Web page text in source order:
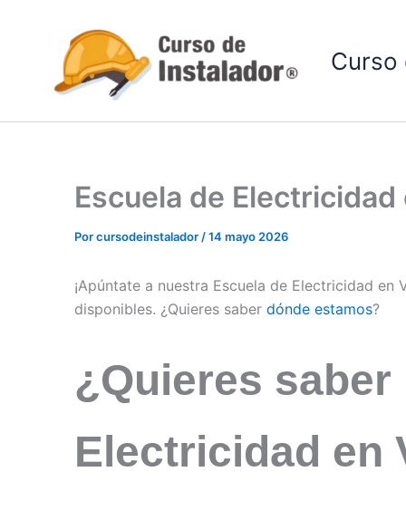
contenido
Curso
Escuela de
Porcursodeinstalador/14 mayo 2026
¡Apúntate a nuestra Escuela de Electricidad en
disponibles. ¿Quieres saber dónde estamos?
¿Quieres
Electricidad en